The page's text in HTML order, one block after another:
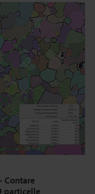
Contare
particelle